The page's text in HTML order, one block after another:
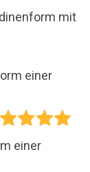
mit
einer